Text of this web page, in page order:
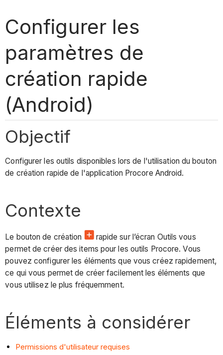
Configurer les
paramètres de
création rapide
(Android)
Objectif
Configurer les outils disponibles lors de l'utilisation du bouton
de création rapide de l'application Procore Android.
Contexte
Le bouton de création
rapide sur l’écran Outils vous
permet de créer des items pour les outils Procore. Vous
pouvez configurer les éléments que vous créez rapidement,
ce qui vous permet de créer facilement les éléments que
vous utilisez le plus fréquemment.
Éléments à considérer
Permissions d'utilisateur requises